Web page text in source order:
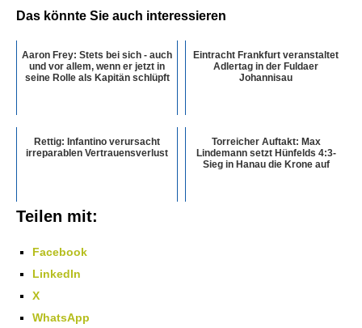
Das könnte Sie auch interessieren
Aaron Frey: Stets bei sich - auch
und vor allem, wenn er jetzt in
seine Rolle als Kapitän schlüpft
Eintracht Frankfurt veranstaltet
Adlertag in der Fuldaer
Johannisau
Rettig: Infantino verursacht
irreparablen Vertrauensverlust
Torreicher Auftakt: Max
Lindemann setzt Hünfelds 4:3-
Sieg in Hanau die Krone auf
Teilen mit:
Facebook
LinkedIn
X
WhatsApp